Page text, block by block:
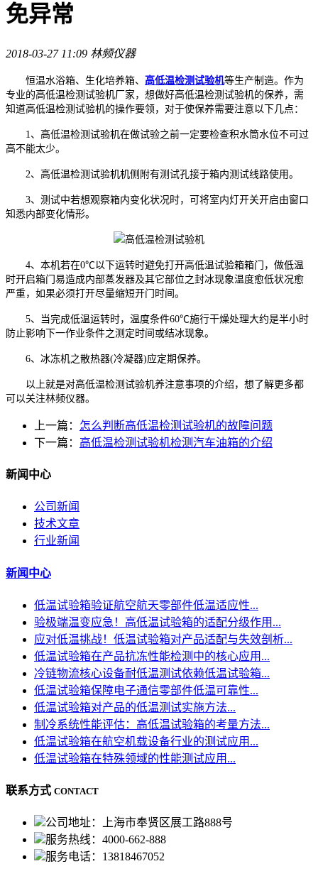
免异常
2018-03-27 11:09 林频仪器
恒温水浴箱、生化培养箱、 高低温检测试验机等生产制造。作为
专业的高低温检测试验机厂家，想做好高低温检测试验机的保养，需
知道高低温检测试验机的操作要领，对于使保养需要注意以下几点：
1、高低温检测试验机在做试验之前一定要检查积水筒水位不可过
高不能太少。
2、高低温检测试验机机侧附有测试孔接于箱内测试线路使用。
3、测试中若想观察箱内变化状况时，可将室内灯开关开启由窗口
知悉内部变化情形。
4、本机若在0℃以下运转时避免打开高低温试验箱箱门，做低温
时开启箱门易造成内部蒸发器及其它部位之封冰现象温度愈低状况愈
严重，如果必须打开尽量缩短开门时间。
5、当完成低温运转时，温度条件60℃施行干燥处理大约是半小时
防止影响下一作业条件之测定时间或结冰现象。
6、冰冻机之散热器(冷凝器)应定期保养。
以上就是对高低温检测试验机养注意事项的介绍，想了解更多都
可以关注林频仪器。
上一篇： 怎么判断高低温检测试验机的故障问题
下一篇： 高低温检测试验机检测汽车油箱的介绍
新闻中心
公司新闻
技术文章
行业新闻
新闻中心
低温试验箱验证航空航天零部件低温适应性...
验极端温变应急！高低温试验箱的适配分级作用...
应对低温挑战！低温试验箱对产品适配与失效剖析...
低温试验箱在产品抗冻性能检测中的核心应用...
冷链物流核心设备耐低温测试依赖低温试验箱...
低温试验箱保障电子通信零部件低温可靠性...
低温试验箱对产品的低温测试实施方法...
制冷系统性能评估：高低温试验箱的考量方法...
低温试验箱在航空机载设备行业的测试应用...
低温试验箱在特殊领域的性能测试应用...
联系方式 CONTACT
公司地址：上海市奉贤区展工路888号
服务热线：4000-662-888
服务电话：13818467052